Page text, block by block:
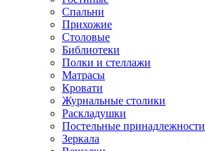
Спальни
Прихожие
Столовые
Библиотеки
Полки и стеллажи
Матрасы
Кровати
Журнальные столики
Раскладушки
Постельные принадлежности
Зеркала